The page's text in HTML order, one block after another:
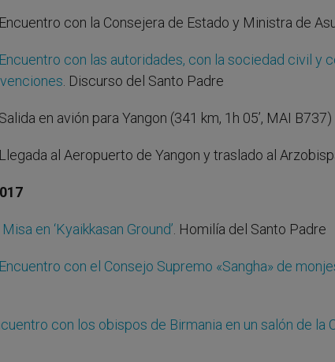
con la Consejera de Estado y Ministra de
Encuentro con las autoridades, con la sociedad civil y
. Discurso del Santo Padre
en avión para Yangon (341 km, 1h 05’, MAI B737)
al Aeropuerto de Yangon y traslado al
en ‘Kyaikkasan Ground’ . Homilía del Santo Padre
Encuentro con el Consejo Supremo «Sangha» de
con los obispos de Birmania en un salón de la